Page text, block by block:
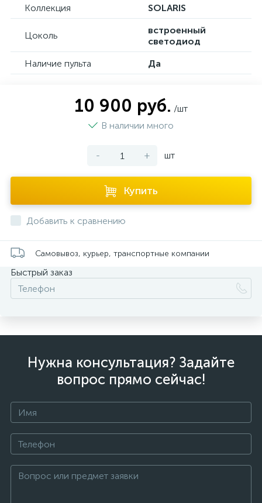
Коллекция SOLARIS
Цоколь
встроенный
светодиод
Наличие пульта
Да
10 900 руб. /шт
В наличии много
- + шт
Купить
Добавить к сравнению
Самовывоз, курьер, транспортные компании
Быстрый заказ
Нужна консультация? Задайте
вопрос прямо сейчас!